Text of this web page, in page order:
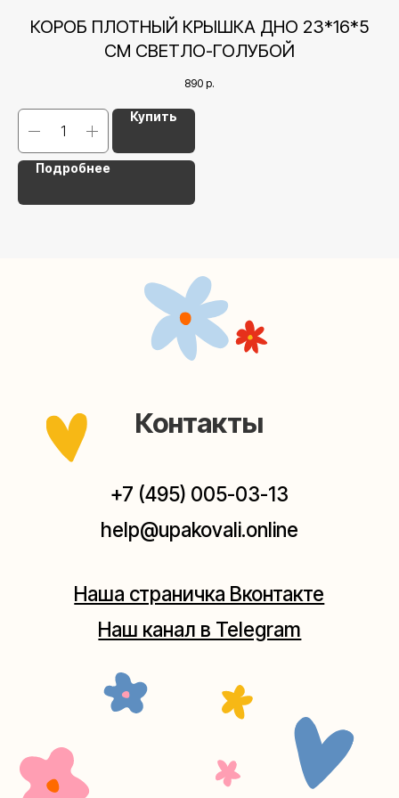
КОРОБ ПЛОТНЫЙ КРЫШКА ДНО 23*16*5
СМ СВЕТЛО-ГОЛУБОЙ
890 р.
Купить
Подробнее
Мастерские упаковки подарков работают без
(как пройти)
Москва, ул.Таганская, дом 25-27
(как пройти)
Мастерская на Плющихе
Мастерская на Таганке
+7 (980) 495-03-13
+7 (980) 156-03-13
Наш канал в Telegram
Наша страничка Вконтакте
help@upakovali.online